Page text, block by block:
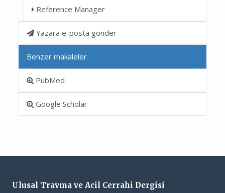
Reference Manager
Yazara e-posta gönder
Benzer makaleler
PubMed
Google Scholar
Ulusal Travma ve Acil Cerrahi Dergisi